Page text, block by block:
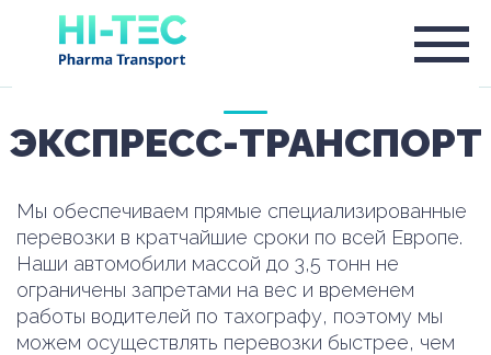
ЭКСПРЕСС-ТРАНСПОРТ
Мы обеспечиваем прямые специализированные
перевозки в кратчайшие сроки по всей Европе.
Наши автомобили массой до 3,5 тонн не
ограничены запретами на вес и временем
работы водителей по тахографу, поэтому мы
можем осуществлять перевозки быстрее, чем